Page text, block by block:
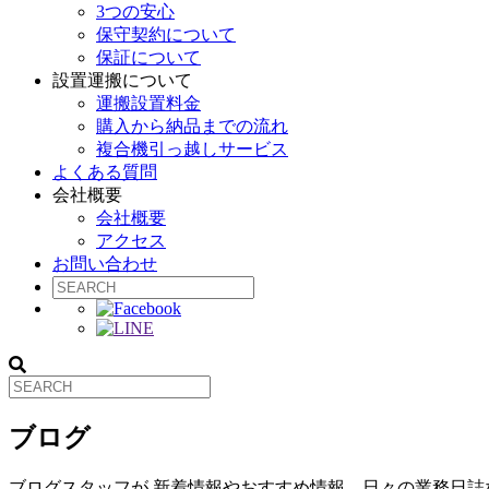
3つの安心
保守契約について
保証について
設置運搬について
運搬設置料金
購入から納品までの流れ
複合機引っ越しサービス
よくある質問
会社概要
会社概要
アクセス
お問い合わせ
ブログ